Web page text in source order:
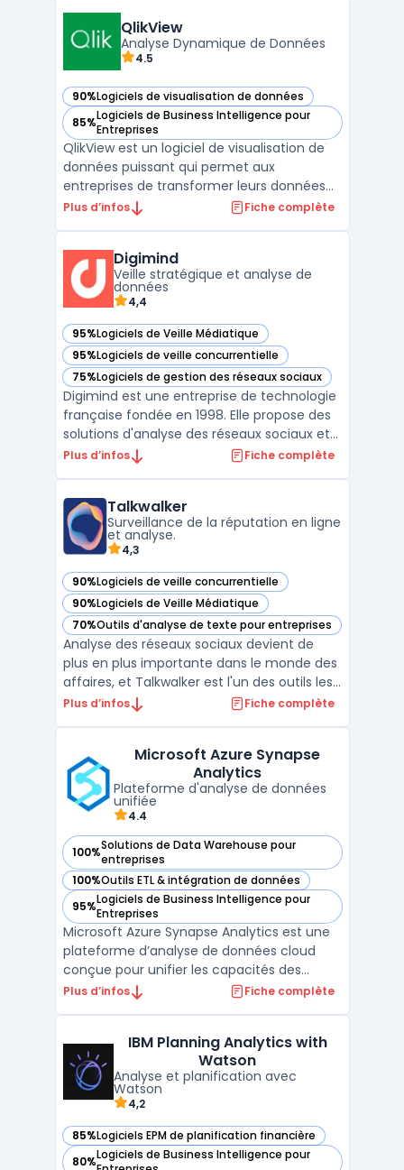
financiers en temps réel. Workday Adaptive
Planning es ...
QlikView
Analyse Dynamique de Données
4.5
90%Logiciels de visualisation de données
— voir QlikView dans cette catégorie
85%Logiciels de Business Intelligence pour
Entreprises
— voir QlikView dans cette catégorie
QlikView est un logiciel de visualisation de
données puissant qui permet aux
entreprises de transformer leurs données
brutes en insights significatifs. Grâce à une
et permet aux utilisateurs de créer des
visualisations i ...
Plus d’infos Fiche complète
Digimind
Veille stratégique et analyse de
données
4,4
95%Logiciels de Veille Médiatique
— voir Digimind dans cette catégorie
95%Logiciels de veille concurrentielle
— voir Digimind dans cette catégorie
75%Logiciels de gestion des réseaux sociaux
— voir Digimind dans cette catégorie
Digimind est une entreprise de technologie
française fondée en 1998. Elle propose des
solutions d'analyse des réseaux sociaux et
de veille stratégique pour les entreprises et
et d'alertes en temps réel qui leur pe ...
Plus d’infos Fiche complète
Talkwalker
Surveillance de la réputation en ligne
et analyse.
4,3
90%Logiciels de veille concurrentielle
— voir Talkwalker dans cette catégorie
90%Logiciels de Veille Médiatique
— voir Talkwalker dans cette catégorie
70%Outils d'analyse de texte pour entreprises
— voir Talkwalker dans cette catégorie
Analyse des réseaux sociaux devient de
plus en plus importante dans le monde des
affaires, et Talkwalker est l'un des outils les
plus performants pour aider les marques à
utilisateur conviviale, Talkwalker permet aux
ut ...
Plus d’infos Fiche complète
Microsoft Azure Synapse
Analytics
Plateforme d'analyse de données
unifiée
4.4
100%Solutions de Data Warehouse pour
entreprises
— voir Microsoft Azure Synapse Analytics dans cette
100%Outils ETL & intégration de données
— voir Microsoft Azure Synapse Analytics dans cette
95%Logiciels de Business Intelligence pour
Entreprises
— voir Microsoft Azure Synapse Analytics dans cette
Microsoft Azure Synapse Analytics est une
plateforme d’analyse de données cloud
conçue pour unifier les capacités des
entrepôts de données et du Big Data. Elle
leurs données à grande échelle. Grâce à
une inte ...
Plus d’infos Fiche complète
IBM Planning Analytics with
Watson
Analyse et planification avec
Watson
4,2
85%Logiciels EPM de planification financière
— voir IBM Planning Analytics with Watson dans cette
80%Logiciels de Business Intelligence pour